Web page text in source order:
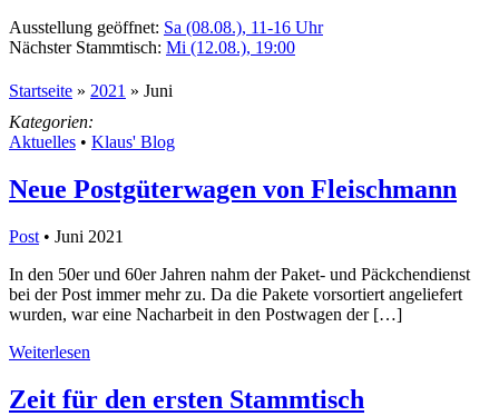
Ausstellung geöffnet: Sa (08.08.), 11-16 Uhr
Nächster Stammtisch: Mi (12.08.), 19:00
Startseite » 2021 » Juni
Kategorien:
Aktuelles • Klaus' Blog
Neue Postgüterwagen von Fleischmann
Post • Juni 2021
In den 50er und 60er Jahren nahm der Paket- und Päckchendienst
bei der Post immer mehr zu. Da die Pakete vorsortiert angeliefert
wurden, war eine Nacharbeit in den Postwagen der […]
Weiterlesen
Zeit für den ersten Stammtisch